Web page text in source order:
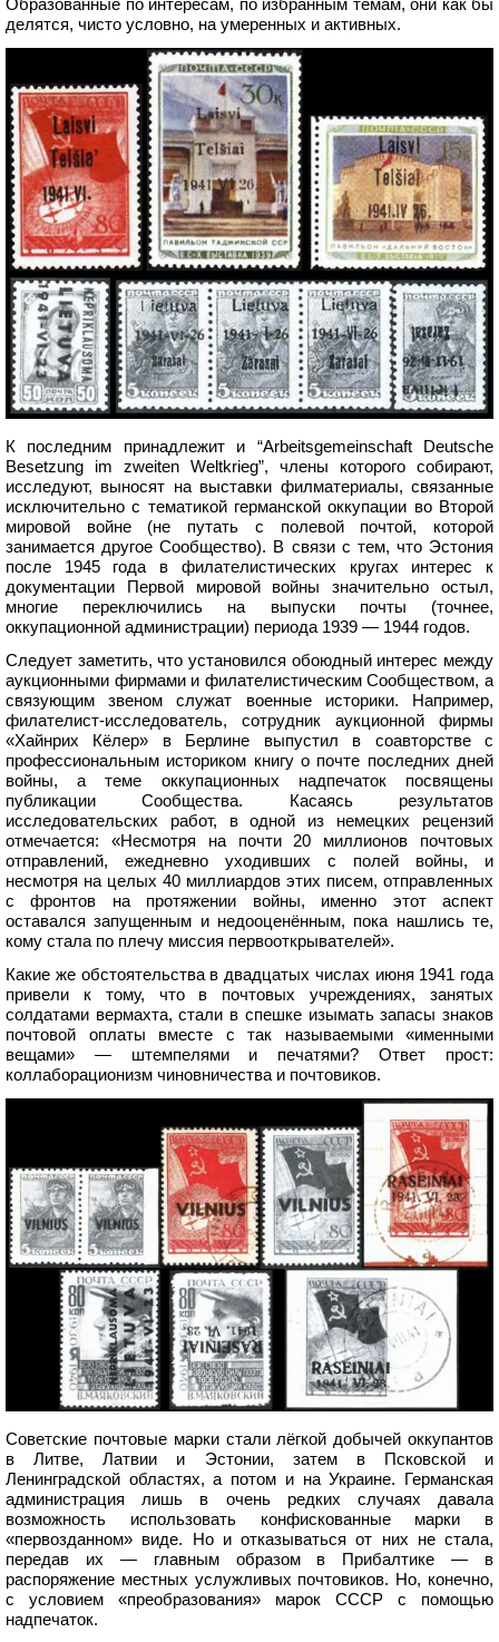
Образованные по интересам, по избранным темам, они как бы
делятся, чисто условно, на умеренных и активных.
К последним принадлежит и “Arbeitsgemeinschaft Deutsche
Besetzung im zweiten Weltkrieg”, члены которого собирают,
исследуют, выносят на выставки филматериалы, связанные
исключительно с тематикой германской оккупации во Второй
мировой войне (не путать с полевой почтой, которой
занимается другое Сообщество). В связи с тем, что Эстония
после 1945 года в филателистических кругах интерес к
документации Первой мировой войны значительно остыл,
многие переключились на выпуски почты (точнее,
оккупационной администрации) периода 1939 — 1944 годов.
Следует заметить, что установился обоюдный интерес между
аукционными фирмами и филателистическим Сообществом, а
связующим звеном служат военные историки. Например,
филателист-исследователь, сотрудник аукционной фирмы
«Хайнрих Кёлер» в Берлине выпустил в соавторстве с
профессиональным историком книгу о почте последних дней
войны, а теме оккупационных надпечаток посвящены
публикации Сообщества. Касаясь результатов
исследовательских работ, в одной из немецких рецензий
отмечается: «Несмотря на почти 20 миллионов почтовых
отправлений, ежедневно уходивших с полей войны, и
несмотря на целых 40 миллиардов этих писем, отправленных
с фронтов на протяжении войны, именно этот аспект
оставался запущенным и недооценённым, пока нашлись те,
кому стала по плечу миссия первооткрывателей».
Какие же обстоятельства в двадцатых числах июня 1941 года
привели к тому, что в почтовых учреждениях, занятых
солдатами вермахта, стали в спешке изымать запасы знаков
почтовой оплаты вместе с так называемыми «именными
вещами» — штемпелями и печатями? Ответ прост:
коллаборационизм чиновничества и почтовиков.
Советские почтовые марки стали лёгкой добычей оккупантов
в Литве, Латвии и Эстонии, затем в Псковской и
Ленинградской областях, а потом и на Украине. Германская
администрация лишь в очень редких случаях давала
возможность использовать конфискованные марки в
«первозданном» виде. Но и отказываться от них не стала,
передав их — главным образом в Прибалтике — в
распоряжение местных услужливых почтовиков. Но, конечно,
с условием «преобразования» марок СССР с помощью
надпечаток.